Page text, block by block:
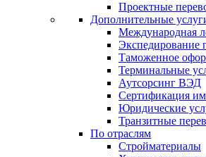
Проектные
Дополнительные
Международная
Экспедирование
Таможенное
Терминальные
Аутсорсинг ВЭД
Сертификация
Юридические
Транзитные
По отраслям
Стройматериалы